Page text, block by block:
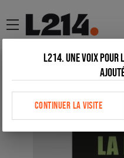
menu
L214. Une voix pour
CONTINUER LA VISITE